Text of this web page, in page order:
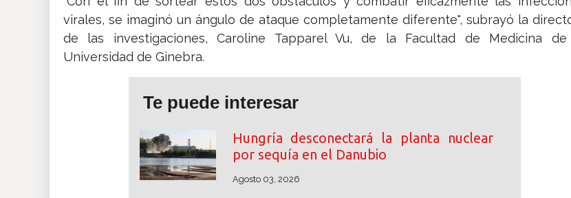
virales, se imaginó un ángulo de ataque completamente diferente", subrayó la
de las investigaciones, Caroline Tapparel Vu, de la Facultad de Medicina
Universidad de Ginebra.
Te puede interesar
Hungría desconectará la planta nuclear
por sequía en el Danubio
Agosto 03, 2026